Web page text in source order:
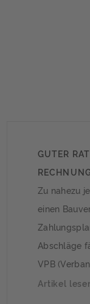
GUTER
Zu nahezu
einen
Abschläge
VPB
Artikel